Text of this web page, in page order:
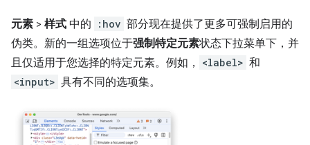
元素 > 样式 中的 :hov 部分现在提供了更多可强制启用的
伪类。新的一组选项位于强制特定元素状态下拉菜单下，并
且仅适用于您选择的特定元素。例如，
<label> 和
<input> 具有不同的选项集。